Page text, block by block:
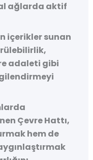
ağlarda aktif
içerikler sunan
adaleti gibi
Çevre Hattı,
hem de